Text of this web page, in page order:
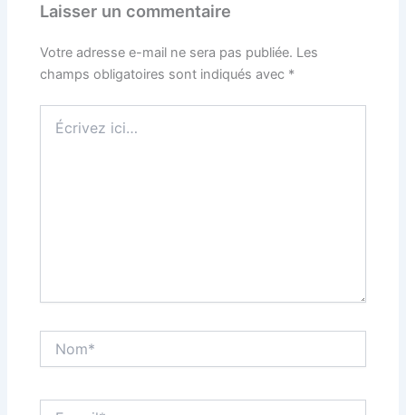
Laisser un commentaire
Votre adresse e-mail ne sera pas publiée. Les
champs obligatoires sont indiqués avec *
ici…